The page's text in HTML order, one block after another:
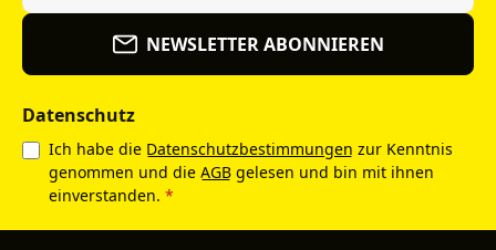
NEWSLETTER ABONNIEREN
Datenschutz
Ich habe die Datenschutzbestimmungen zur Kenntnis
genommen und die AGB gelesen und bin mit ihnen
einverstanden. *